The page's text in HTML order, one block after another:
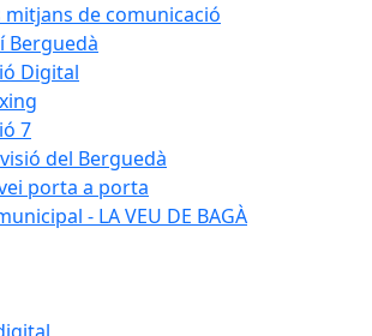
mitjans de comunicació
Berguedà
Digital
7
del Berguedà
porta a porta
- LA VEU DE BAGÀ